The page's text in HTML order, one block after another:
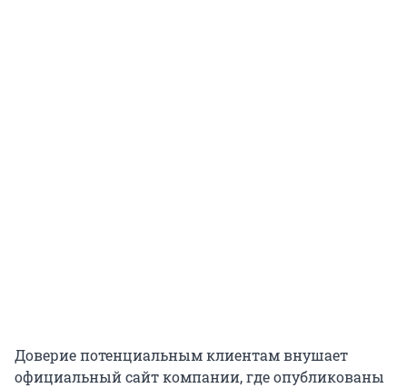
Доверие потенциальным клиентам внушает
официальный сайт компании, где опубликованы